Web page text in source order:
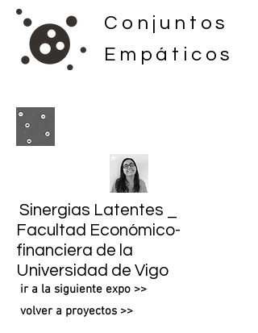
Conjuntos
Empáticos
Sinergias Latentes _
Facultad Económico-
financiera de la
Universidad de Vigo
ir a la siguiente expo >>
volver a proyectos >>